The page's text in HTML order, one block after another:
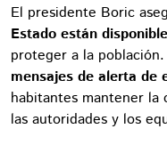
El presidente Boric
Estado están
proteger a la
mensajes de alerta de
habitantes mantener la
las autoridades y los